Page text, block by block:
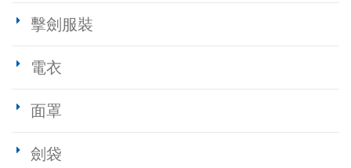
擊劍服裝
電衣
面罩
劍袋